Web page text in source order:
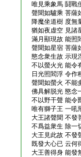
唯見乘象馬 鬪戰
聲聞如驢乘 菩薩
降魔坐道樹 度無
猶如夜虚空 見諸
滿月顯現故 能照
聲聞如星宿 菩薩
愍念衆生故 示現
不以螢火光 能令
日光照閻浮 令作
聲聞如螢火 不能
佛具解脱光 愍念
不以野干聲 能令
唯有獅子王 一吼
大王諸聲聞 不發
不爲益衆生 除一
大王見此故 不發
既發大心已 云何
大王善得身 能發